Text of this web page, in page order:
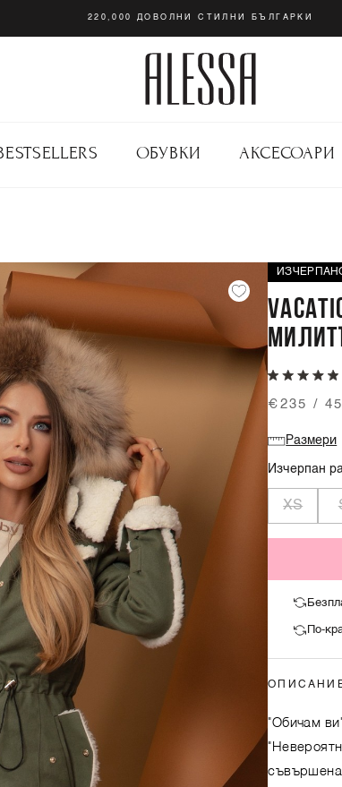
220,000 ДОВОЛНИ СТИЛНИ БЪЛГАРКИ
ОБУВКИ АКСЕСОАРИ
€235 /
Размери
Изчерпан
XS
По-
"Обичам
съвършена